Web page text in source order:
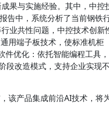
果与实施经验。其中，中控
告中，系统分析了当前钢铁
业共性问题，中控技术创新
用端子板技术，使标准机柜
件优化：依托智能编程工具，
段改造模式，支持企业实现
该产品集成前沿AI技术，将